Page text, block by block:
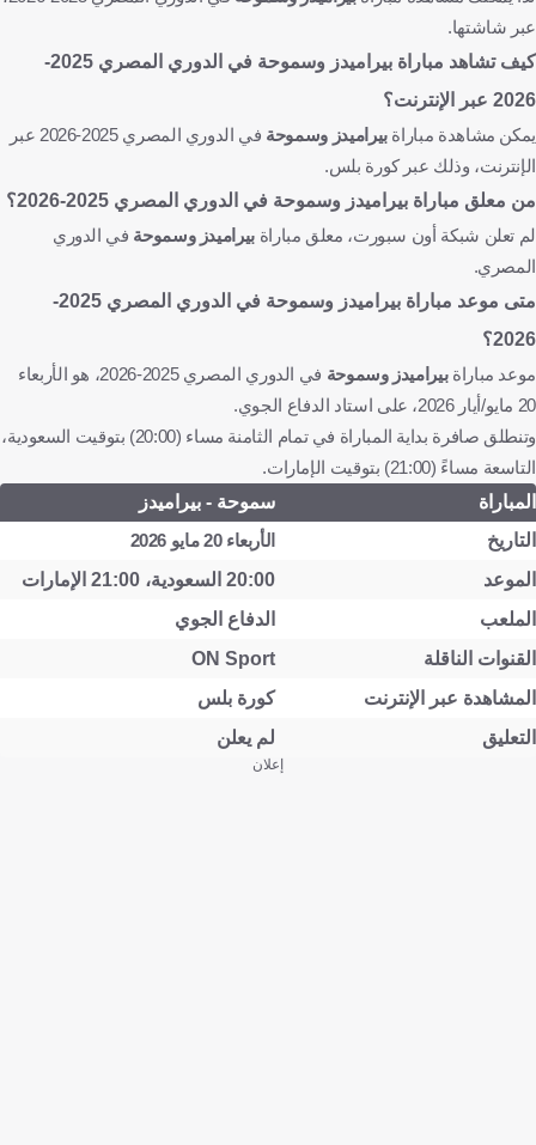
عبر شاشتها.
كيف تشاهد مباراة بيراميدز وسموحة
في الدوري المصري 2025-
2026 عبر الإنترنت؟
يمكن مشاهدة مباراةبيراميدز وسموحة
في الدوري المصري 2025-2026 عبر
الإنترنت، وذلك عبر كورة بلس.
من معلق مباراة بيراميدز وسموحة في الدوري المصري 2025-2026؟
لم تعلن شبكة أون سبورت، معلق مباراةبيراميدز وسموحة في الدوري
المصري.
متى موعد مباراة بيراميدز وسموحة
في الدوري المصري 2025-
2026؟
موعد مباراةبيراميدز وسموحة
في الدوري المصري 2025-2026، هو الأربعاء
20 مايو/أيار 2026، على استاد الدفاع الجوي.
وتنطلق صافرة بداية المباراة في تمام الثامنة مساء (20:00) بتوقيت السعودية،
التاسعة مساءً (21:00) بتوقيت الإمارات.
المباراة
سموحة - بيراميدز
التاريخ
الأربعاء 20 مايو 2026
الموعد
20:00 السعودية، 21:00 الإمارات
الملعب
الدفاع الجوي
القنوات الناقلة
ON Sport
المشاهدة عبر الإنترنت
كورة بلس
التعليق
لم يعلن
إعلان